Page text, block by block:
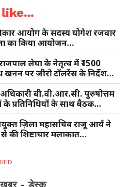
like...
आयोग के सदस्य योगेश रजवार
का किया आयोजन…
लेघा के नेतृत्व में ₹1500
खनन पर जीरो टॉलरेंस के निर्देश…
बी.वी.आर.सी. पुरुषोत्तम
के प्रतिनिधियों के साथ बैठक…
ज़िला महासचिव राजू आर्य ने
से की शिष्टाचार मलाकात…